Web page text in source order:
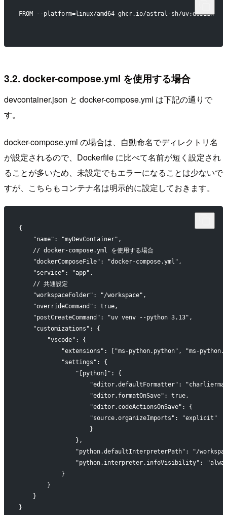
FROM --platform=linux/amd64 ghcr.io/astral-sh/uv:debian
3.2. docker-compose.yml を使用する場合
devcontainer.json と docker-compose.yml は下記の通りで
す。
docker-compose.yml の場合は、自動命名でディレクトリ名
が設定されるので、Dockerfile に比べて名前が短く設定され
ることが多いため、未設定でもエラーになることは少ないで
すが、こちらもコンテナ名は明示的に設定しておきます。
{
    "name": "myDevContainer",
    // docker-compose.yml を使用する場合
    "dockerComposeFile": "docker-compose.yml",
    "service": "app",
    // 共通設定
    "workspaceFolder": "/workspace",
    "overrideCommand": true,
    "postCreateCommand": "uv venv --python 3.13",
    "customizations": {
        "vscode": {
"extensions": ["ms-python.python", "ms-
            "settings": {
                "[python]": {
"editor.defaultFormatter":
                    "editor.formatOnSave": true,
                    "editor.codeActionsOnSave": {
                    "source.organizeImports": "explicit"
                    }
                },
"python.defaultInterpreterPath": "/
"python.interpreter.infoVisibility":
            }
        }
    }
}